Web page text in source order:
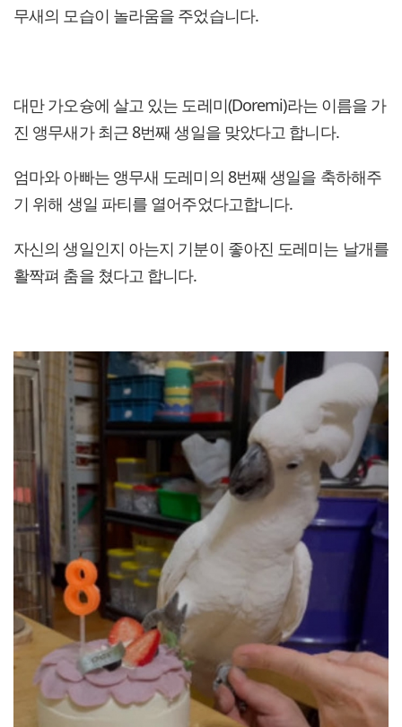
무새의 모습이 놀라움을 주었습니다.
대만 가오슝에 살고 있는 도레미(Doremi)라는 이름을 가
진 앵무새가 최근 8번째 생일을 맞았다고 합니다.
엄마와 아빠는 앵무새 도레미의 8번째 생일을 축하해주
기 위해 생일 파티를 열어주었다고합니다.
자신의 생일인지 아는지 기분이 좋아진 도레미는 날개를
활짝펴 춤을 쳤다고 합니다.